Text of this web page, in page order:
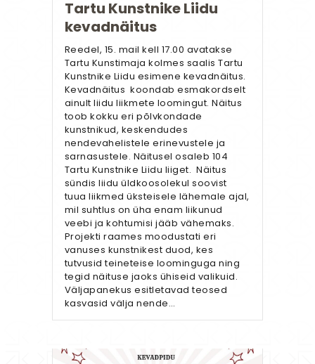
Tartu Kunstnike Liidu
kevadnäitus
Reedel, 15. mail kell 17.00 avatakse
Tartu Kunstimaja kolmes saalis Tartu
Kunstnike Liidu esimene kevadnäitus.
Kevadnäitus koondab esmakordselt
ainult liidu liikmete loomingut. Näitus
toob kokku eri põlvkondade
kunstnikud, keskendudes
nendevahelistele erinevustele ja
sarnasustele. Näitusel osaleb 104
Tartu Kunstnike Liidu liiget. Näitus
sündis liidu üldkoosolekul soovist
tuua liikmed üksteisele lähemale ajal,
mil suhtlus on üha enam liikunud
veebi ja kohtumisi jääb vähemaks.
Projekti raames moodustati eri
vanuses kunstnikest duod, kes
tutvusid teineteise loominguga ning
tegid näituse jaoks ühiseid valikuid.
Väljapanekus esitletavad teosed
kasvasid välja nende…